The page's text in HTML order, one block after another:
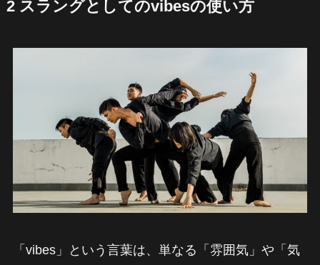
2 スラングとしてのvibesの使い方
「vibes」という言葉は、単なる「雰囲気」や「気